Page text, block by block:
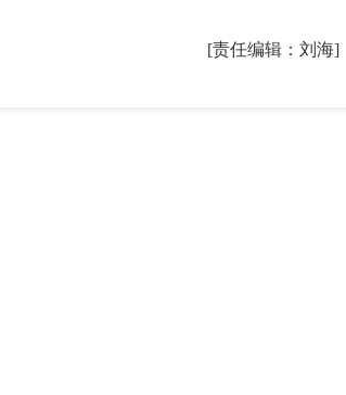
[责任编辑：刘海]